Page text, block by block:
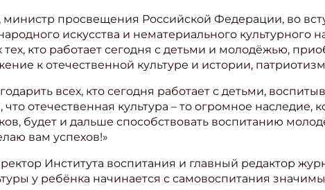
министр просвещения Российской Федерации, во
искусства и нематериального
тех, кто работает сегодня с детьми и молодёжью,
к отечественной культуре и истории,
всех, кто сегодня работает с детьми,
отечественная культура – то огромное наследие,
будет и дальше способствовать воспитанию
вам успехов!»
Института воспитания и главный редактор
у ребёнка начинается с самовоспитания